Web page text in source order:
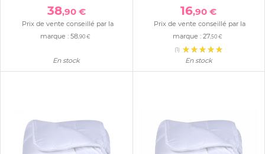
38,90 €
Prix de vente conseillé par la
marque : 58,90 €
En stock
16,90 €
Prix de vente conseillé par la
marque : 27,50 €
(1)
En stock